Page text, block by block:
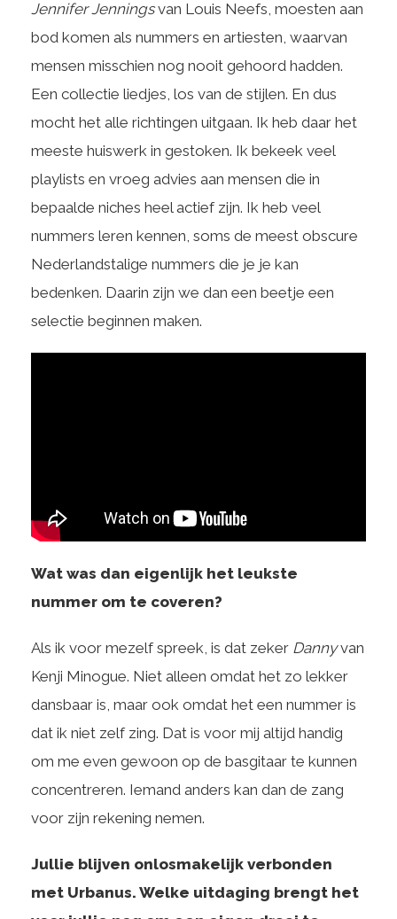
Jennifer Jenningsvan Louis Neefs, moesten aan
bod komen als nummers en artiesten, waarvan
mensen misschien nog nooit gehoord hadden.
Een collectie liedjes, los van de stijlen. En dus
mocht het alle richtingen uitgaan. Ik heb daar het
meeste huiswerk in gestoken. Ik bekeek veel
playlists en vroeg advies aan mensen die in
bepaalde niches heel actief zijn. Ik heb veel
nummers leren kennen, soms de meest obscure
Nederlandstalige nummers die je je kan
bedenken. Daarin zijn we dan een beetje een
selectie beginnen maken.
Wat was dan eigenlijk het leukste
nummer om te coveren?
Als ik voor mezelf spreek, is dat zeker Dannyvan
Kenji Minogue. Niet alleen omdat het zo lekker
dansbaar is, maar ook omdat het een nummer is
dat ik niet zelf zing. Dat is voor mij altijd handig
om me even gewoon op de basgitaar te kunnen
concentreren. Iemand anders kan dan de zang
voor zijn rekening nemen.
Jullie blijven onlosmakelijk verbonden
met Urbanus. Welke uitdaging brengt het